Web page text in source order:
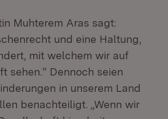
Muhterem Aras sagt:
und eine Haltung,
mit welchem wir auf
sehen.“ Dennoch seien
in unserem Land
benachteiligt. „Wenn wir